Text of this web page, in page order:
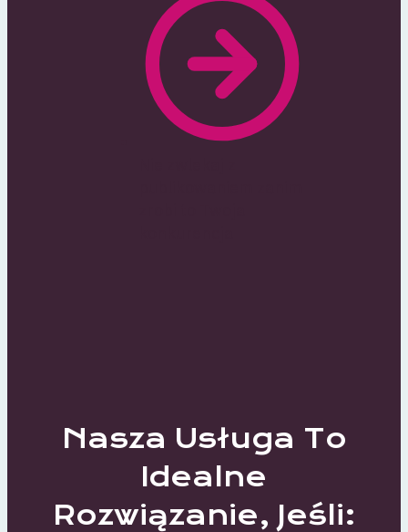
Nasza Usługa To
Idealne
Rozwiązanie, Jeśli: